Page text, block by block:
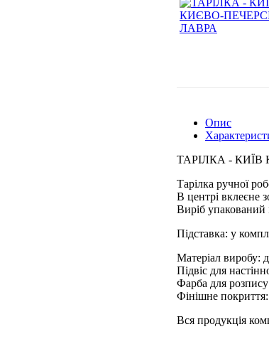
Опис
ТАРІЛКА -
Тарілка ручної
В центрі вклеєне
Виріб упакований
Підставка: у
Матеріал
Підвіс для
Фарба для
Фінішне
Вся продукція